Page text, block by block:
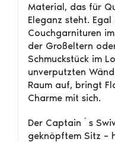
Material, das für
Eleganz steht.
Couchgarnituren
der Großeltern
Schmuckstück im
unverputzten
Raum auf, bringt
Charme mit sich.
Der Captain´s
geknöpftem Sitz –